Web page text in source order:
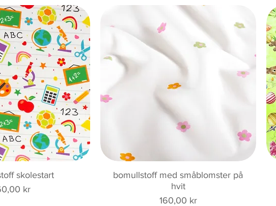
skolestart
kr
Hurtigvisning
bomullstoff med småblomster på
hvit
Pris
160,00 kr